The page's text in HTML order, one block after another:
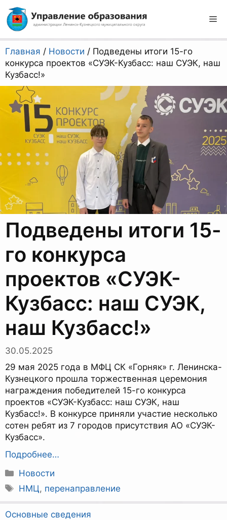
Перейти
содержимому
Главная / Новости / Подведены итоги 15-го
конкурса проектов «СУЭК-Кузбасс: наш СУЭК, наш
Кузбасс!»
Подведены итоги 15-
го конкурса
проектов «СУЭК-
Кузбасс: наш СУЭК,
наш Кузбасс!»
30.05.2025
29 мая 2025 года в МФЦ СК «Горняк» г. Ленинска-
Кузнецкого прошла торжественная церемония
награждения победителей 15-го конкурса
проектов «СУЭК-Кузбасс: наш СУЭК, наш
Кузбасс!». В конкурсе приняли участие несколько
сотен ребят из 7 городов присутствия АО «СУЭК-
Кузбасс».
Подробнее…
Рубрики
Новости
Метки
НМЦ, перенаправление
Основные сведения